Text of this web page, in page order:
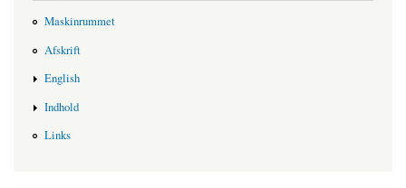
Maskinrummet
Afskrift
English
Indhold
Links